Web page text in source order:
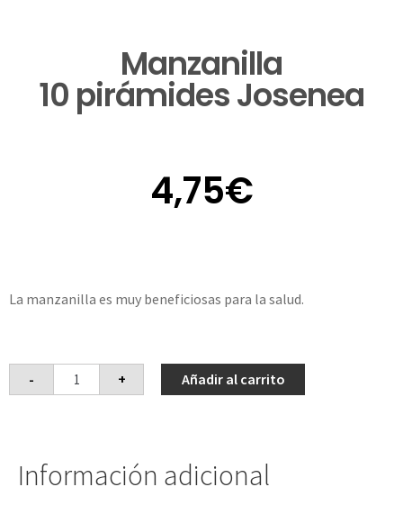
Manzanilla
10 pirámides Josenea
4,75€
La manzanilla es muy beneficiosas para la salud.
- + Añadir al carrito
Información adicional